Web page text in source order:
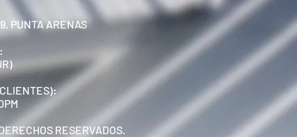
PUNTA ARENAS
RESERVADOS.